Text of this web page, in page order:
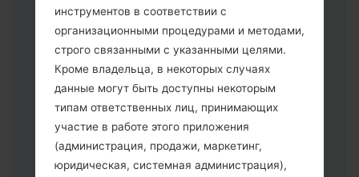
Скачайте на свой ПК:Odin 3.
Далее загрузите и распакуйте файл
прошивки.
Вам необходимо 1 (Выбрать 1 файл
прошивки здесь) или 5 (Выбрать 5
файл прошивки здесь) файлов для
инструментов в соответствии с
организационными процедурами и методами,
строго связанными с указанными целями.
Кроме владельца, в некоторых случаях
данные могут быть доступны некоторым
типам ответственных лиц, принимающих
участие в работе этого приложения
(администрация, продажи, маркетинг,
юридическая, системная администрация),